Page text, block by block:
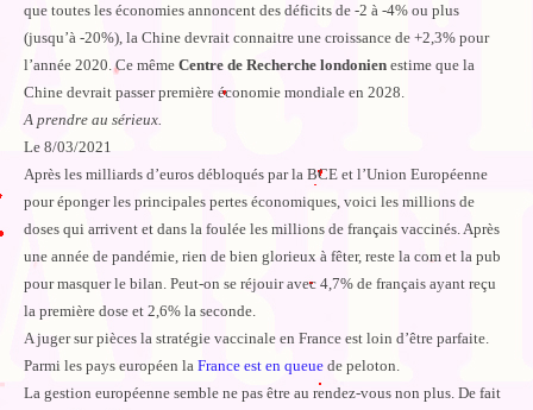
que toutes les économies annoncent des déficits de -2 à -4% ou plus
(jusqu’à -20%), la Chine devrait connaitre une croissance de +2,3% pour
l’année 2020. Ce même Centre de Recherche londonien estime que la
Chine devrait passer première économie mondiale en 2028.
A prendre au sérieux.
Le 8/03/2021
Après les milliards d’euros débloqués par la BCE et l’Union Européenne
pour éponger les principales pertes économiques, voici les millions de
doses qui arrivent et dans la foulée les millions de français vaccinés. Après
une année de pandémie, rien de bien glorieux à fêter, reste la com et la pub
pour masquer le bilan. Peut-on se réjouir avec 4,7% de français ayant reçu
la première dose et 2,6% la seconde.
A juger sur pièces la stratégie vaccinale en France est loin d’être parfaite.
Parmi les pays européen la France est en queue de peloton.
La gestion européenne semble ne pas être au rendez-vous non plus. De fait